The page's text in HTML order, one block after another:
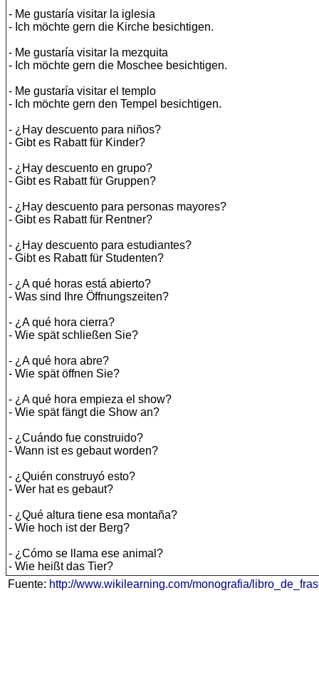
- Me gustaría visitar la iglesia
- Ich möchte gern die Kirche besichtigen.
- Me gustaría visitar la mezquita
- Ich möchte gern die Moschee besichtigen.
- Me gustaría visitar el templo
- Ich möchte gern den Tempel besichtigen.
- ¿Hay descuento para niños?
- Gibt es Rabatt für Kinder?
- ¿Hay descuento en grupo?
- Gibt es Rabatt für Gruppen?
- ¿Hay descuento para personas mayores?
- Gibt es Rabatt für Rentner?
- ¿Hay descuento para estudiantes?
- Gibt es Rabatt für Studenten?
- ¿A qué horas está abierto?
- Was sind Ihre Öffnungszeiten?
- ¿A qué hora cierra?
- Wie spät schließen Sie?
- ¿A qué hora abre?
- Wie spät öffnen Sie?
- ¿A qué hora empieza el show?
- Wie spät fängt die Show an?
- ¿Cuándo fue construido?
- Wann ist es gebaut worden?
- ¿Quién construyó esto?
- Wer hat es gebaut?
- ¿Qué altura tiene esa montaña?
- Wie hoch ist der Berg?
- ¿Cómo se llama ese animal?
- Wie heißt das Tier?
Fuente: http://www.wikilearning.com/monografia/